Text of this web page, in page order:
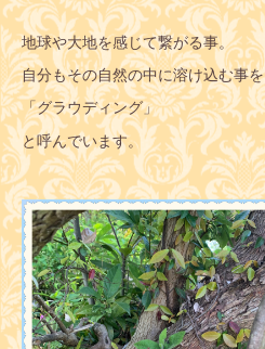
地球や大地を感じて繋がる事。
自分もその自然の中に溶け込む事を
「グラウディング」
と呼んでいます。